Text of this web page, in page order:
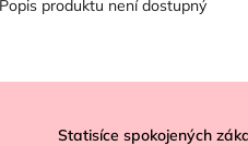
Popis produktu není dostupný
Statisíce spokojených